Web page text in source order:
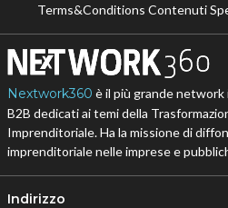
Terms&Conditions Contenuti
Nextwork360 è il più grande
B2B dedicati ai temi della
Imprenditoriale. Ha la missione di
imprenditoriale nelle imprese e
Indirizzo